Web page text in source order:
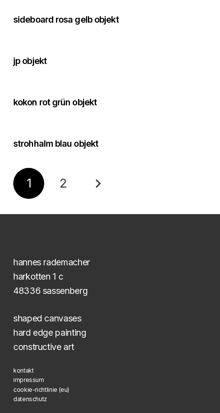
sideboard rosa gelb objekt
jp objekt
kokon rot grün objekt
strohhalm blau objekt
1 2
hannes rademacher
harkotten 1 c
48336 sassenberg
shaped canvases
hard edge painting
constructive art
kontakt
impressum
cookie-richtlinie (eu)
datenschutz